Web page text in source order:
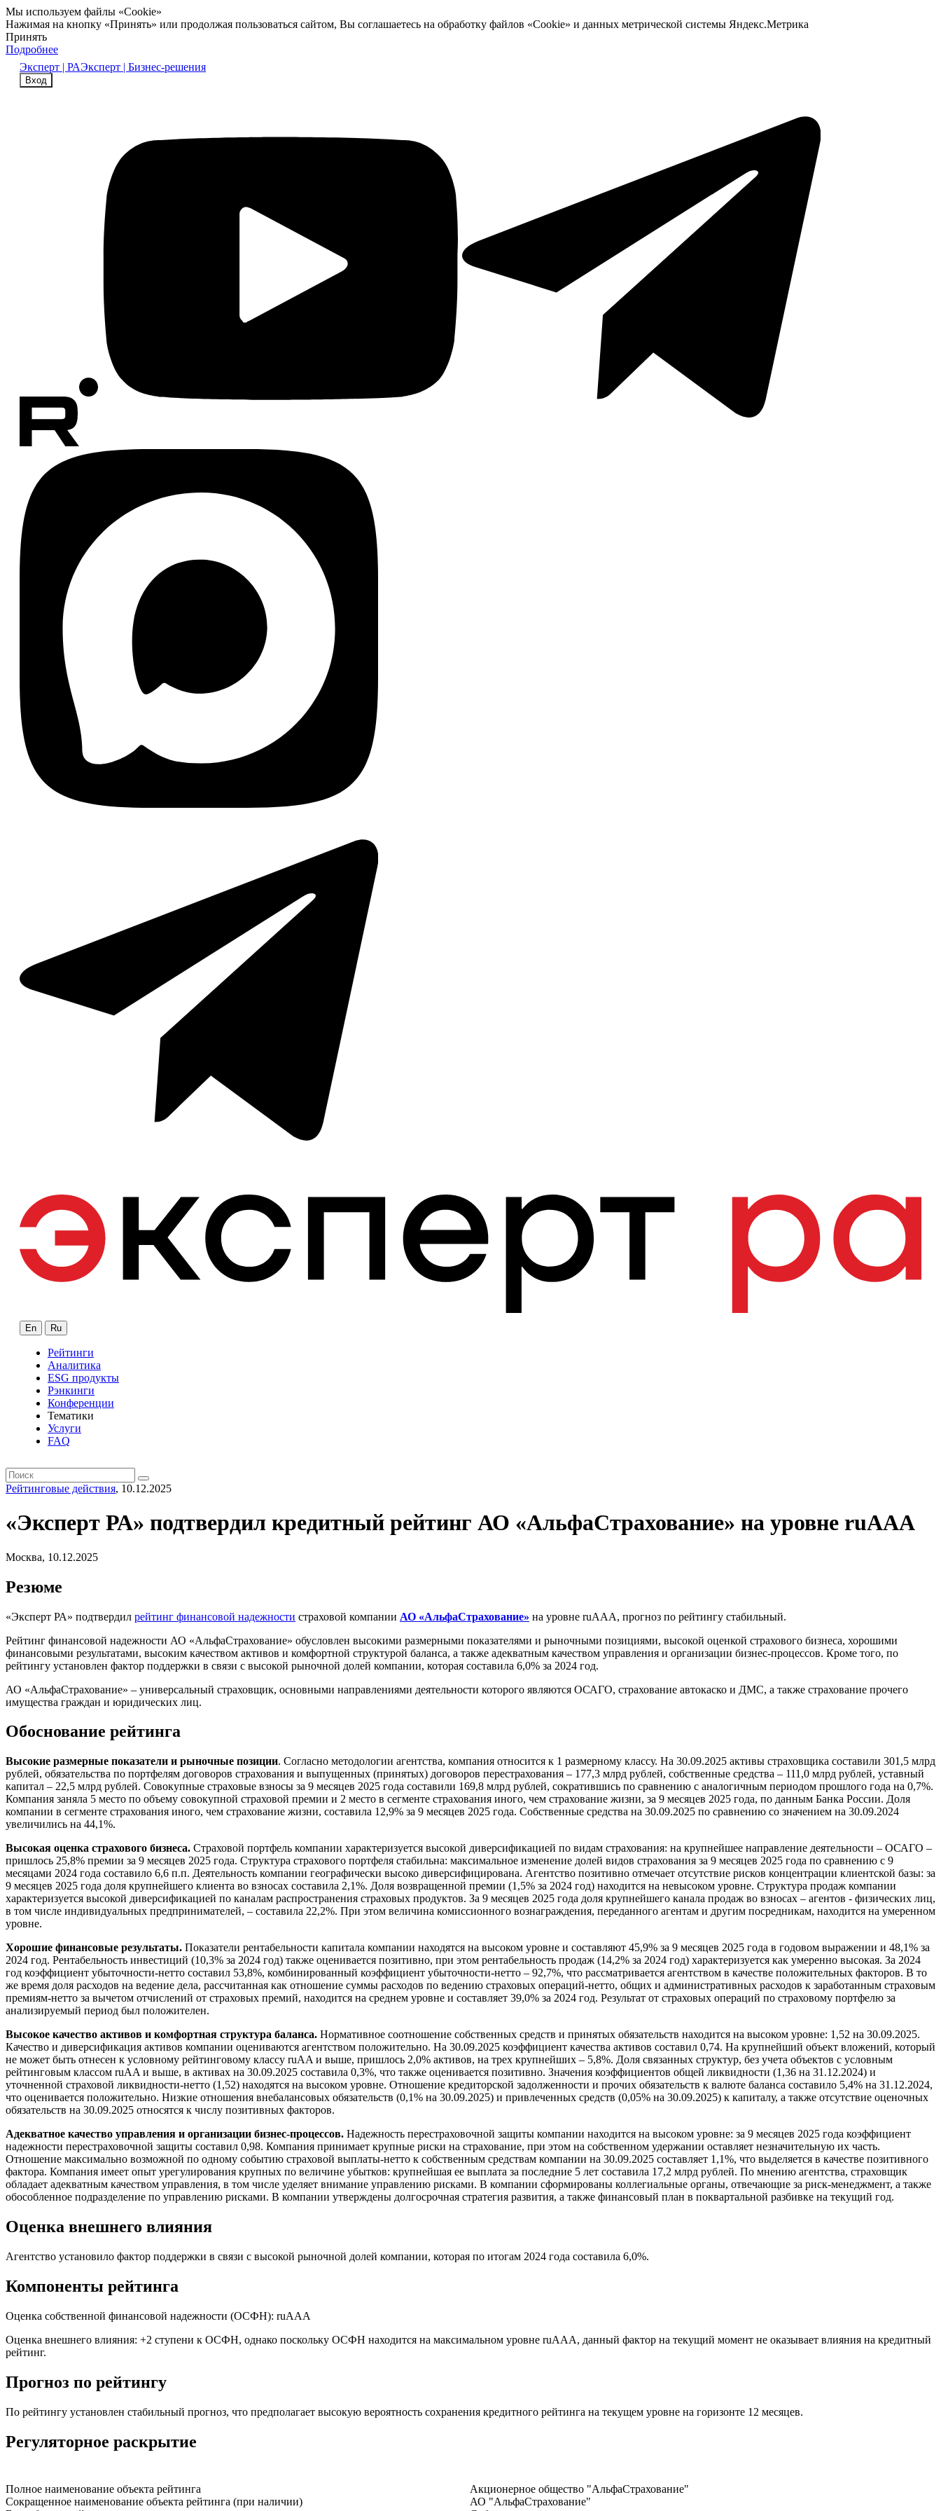
Мы используем файлы «Cookie»
Нажимая на кнопку «Принять» или продолжая пользоваться сайтом, Вы соглашаетесь на обработку файлов «Cookie» и данных метрической системы Яндекс.Метрика
Принять
Подробнее
Эксперт | РАЭксперт | Бизнес-решения
Вход
En Ru
Рейтинги
Аналитика
ESG продукты
Рэнкинги
Конференции
Тематики
Услуги
FAQ
Рейтинговые действия, 10.12.2025
«Эксперт РА» подтвердил кредитный рейтинг АО «АльфаСтрахование» на уровне ruААА
Москва, 10.12.2025
Резюме
«Эксперт РА» подтвердил рейтинг финансовой надежности страховой компании АО «АльфаСтрахование» на уровне ruААА, прогноз по рейтингу стабильный.
Рейтинг финансовой надежности АО «АльфаСтрахование» обусловлен высокими размерными показателями и рыночными позициями, высокой оценкой страхового бизнеса, хорошими
финансовыми результатами, высоким качеством активов и комфортной структурой баланса, а также адекватным качеством управления и организации бизнес-процессов. Кроме того, по
рейтингу установлен фактор поддержки в связи с высокой рыночной долей компании, которая составила 6,0% за 2024 год.
АО «АльфаСтрахование» – универсальный страховщик, основными направлениями деятельности которого являются ОСАГО, страхование автокаско и ДМС, а также страхование прочего
имущества граждан и юридических лиц.
Обоснование рейтинга
Высокие размерные показатели и рыночные позиции. Согласно методологии агентства, компания относится к 1 размерному классу. На 30.09.2025 активы страховщика составили 301,5 млрд
рублей, обязательства по портфелям договоров страхования и выпущенных (принятых) договоров перестрахования – 177,3 млрд рублей, собственные средства – 111,0 млрд рублей, уставный
капитал – 22,5 млрд рублей. Совокупные страховые взносы за 9 месяцев 2025 года составили 169,8 млрд рублей, сократившись по сравнению с аналогичным периодом прошлого года на 0,7%.
Компания заняла 5 место по объему совокупной страховой премии и 2 место в сегменте страхования иного, чем страхование жизни, за 9 месяцев 2025 года, по данным Банка России. Доля
компании в сегменте страхования иного, чем страхование жизни, составила 12,9% за 9 месяцев 2025 года. Собственные средства на 30.09.2025 по сравнению со значением на 30.09.2024
увеличились на 44,1%.
Высокая оценка страхового бизнеса. Страховой портфель компании характеризуется высокой диверсификацией по видам страхования: на крупнейшее направление деятельности – ОСАГО –
пришлось 25,8% премии за 9 месяцев 2025 года. Структура страхового портфеля стабильна: максимальное изменение долей видов страхования за 9 месяцев 2025 года по сравнению с 9
месяцами 2024 года составило 6,6 п.п. Деятельность компании географически высоко диверсифицирована. Агентство позитивно отмечает отсутствие рисков концентрации клиентской базы: за
9 месяцев 2025 года доля крупнейшего клиента во взносах составила 2,1%. Доля возвращенной премии (1,5% за 2024 год) находится на невысоком уровне. Структура продаж компании
характеризуется высокой диверсификацией по каналам распространения страховых продуктов. За 9 месяцев 2025 года доля крупнейшего канала продаж во взносах – агентов - физических лиц,
в том числе индивидуальных предпринимателей, – составила 22,2%. При этом величина комиссионного вознаграждения, переданного агентам и другим посредникам, находится на умеренном
уровне.
Хорошие финансовые результаты. Показатели рентабельности капитала компании находятся на высоком уровне и составляют 45,9% за 9 месяцев 2025 года в годовом выражении и 48,1% за
2024 год. Рентабельность инвестиций (10,3% за 2024 год) также оценивается позитивно, при этом рентабельность продаж (14,2% за 2024 год) характеризуется как умеренно высокая. За 2024
год коэффициент убыточности-нетто составил 53,8%, комбинированный коэффициент убыточности-нетто – 92,7%, что рассматривается агентством в качестве положительных факторов. В то
же время доля расходов на ведение дела, рассчитанная как отношение суммы расходов по ведению страховых операций-нетто, общих и административных расходов к заработанным страховым
премиям-нетто за вычетом отчислений от страховых премий, находится на среднем уровне и составляет 39,0% за 2024 год. Результат от страховых операций по страховому портфелю за
анализируемый период был положителен.
Высокое качество активов и комфортная структура баланса. Нормативное соотношение собственных средств и принятых обязательств находится на высоком уровне: 1,52 на 30.09.2025.
Качество и диверсификация активов компании оцениваются агентством положительно. На 30.09.2025 коэффициент качества активов составил 0,74. На крупнейший объект вложений, который
не может быть отнесен к условному рейтинговому классу ruAA и выше, пришлось 2,0% активов, на трех крупнейших – 5,8%. Доля связанных структур, без учета объектов с условным
рейтинговым классом ruAA и выше, в активах на 30.09.2025 составила 0,3%, что также оценивается позитивно. Значения коэффициентов общей ликвидности (1,36 на 31.12.2024) и
уточненной страховой ликвидности-нетто (1,52) находятся на высоком уровне. Отношение кредиторской задолженности и прочих обязательств к валюте баланса составило 5,4% на 31.12.2024,
что оценивается положительно. Низкие отношения внебалансовых обязательств (0,1% на 30.09.2025) и привлеченных средств (0,05% на 30.09.2025) к капиталу, а также отсутствие оценочных
обязательств на 30.09.2025 относятся к числу позитивных факторов.
Адекватное качество управления и организации бизнес-процессов. Надежность перестраховочной защиты компании находится на высоком уровне: за 9 месяцев 2025 года коэффициент
надежности перестраховочной защиты составил 0,98. Компания принимает крупные риски на страхование, при этом на собственном удержании оставляет незначительную их часть.
Отношение максимально возможной по одному событию страховой выплаты-нетто к собственным средствам компании на 30.09.2025 составляет 1,1%, что выделяется в качестве позитивного
фактора. Компания имеет опыт урегулирования крупных по величине убытков: крупнейшая ее выплата за последние 5 лет составила 17,2 млрд рублей. По мнению агентства, страховщик
обладает адекватным качеством управления, в том числе уделяет внимание управлению рисками. В компании сформированы коллегиальные органы, отвечающие за риск-менеджмент, а также
обособленное подразделение по управлению рисками. В компании утверждены долгосрочная стратегия развития, а также финансовый план в поквартальной разбивке на текущий год.
Оценка внешнего влияния
Агентство установило фактор поддержки в связи с высокой рыночной долей компании, которая по итогам 2024 года составила 6,0%.
Компоненты рейтинга
Оценка собственной финансовой надежности (ОСФН): ruAAА
Оценка внешнего влияния: +2 ступени к ОСФН, однако поскольку ОСФН находится на максимальном уровне ruAAA, данный фактор на текущий момент не оказывает влияния на кредитный
рейтинг.
Прогноз по рейтингу
По рейтингу установлен стабильный прогноз, что предполагает высокую вероятность сохранения кредитного рейтинга на текущем уровне на горизонте 12 месяцев.
Регуляторное раскрытие
Полное наименование объекта рейтинга
Акционерное общество "АльфаСтрахование"
Сокращенное наименование объекта рейтинга (при наличии)
АО "АльфаСтрахование"